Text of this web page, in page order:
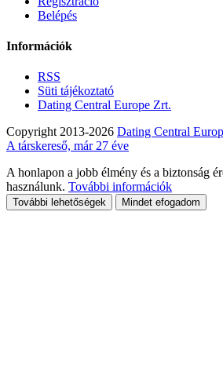
Belépés
Információk
RSS
Süti tájékoztató
Dating Central Europe Zrt.
Copyright 2013-2026 Dating Central
A társkereső, már 27 éve
A honlapon a jobb élmény és a biztonság
használunk. További információk
További lehetőségek Mindet efogadom